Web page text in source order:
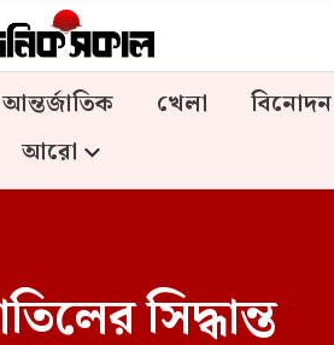
আন্তর্জাতিক খেলা বিনোদন
আরো
সিদ্ধান্ত